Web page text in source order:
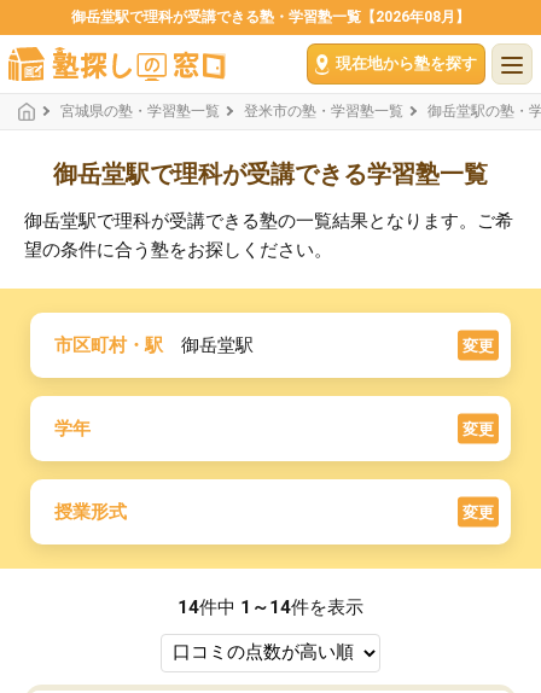
御岳堂駅で理科が受講できる塾・学習塾一覧【2026年08月】
現在地から塾を探す
宮城県の塾・学習塾一覧 登米市の塾・学習塾一覧 御岳堂駅の塾・
御岳堂駅で理科が受講できる学習塾一覧
御岳堂駅で理科が受講できる塾の一覧結果となります。ご希
望の条件に合う塾をお探しください。
市区町村・駅 御岳堂駅 変更
学年 変更
授業形式 変更
14件中 1～14件を表示